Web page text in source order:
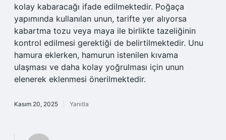
kolay kabaracağı ifade edilmektedir. Poğaça
yapımında kullanılan unun, tarifte yer alıyorsa
kabartma tozu veya maya ile birlikte tazeliğinin
kontrol edilmesi gerektiği de belirtilmektedir. Unu
hamura eklerken, hamurun istenilen kıvama
ulaşması ve daha kolay yoğrulması için unun
elenerek eklenmesi önerilmektedir.
Kasım 20, 2025 Yanıtla